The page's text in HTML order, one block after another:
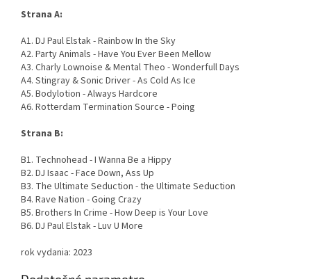
Strana A:
A1. DJ Paul Elstak - Rainbow In the Sky
A2. Party Animals - Have You Ever Been Mellow
A3. Charly Lownoise & Mental Theo - Wonderfull Days
A4. Stingray & Sonic Driver - As Cold As Ice
A5. Bodylotion - Always Hardcore
A6. Rotterdam Termination Source - Poing
Strana B:
B1. Technohead - I Wanna Be a Hippy
B2. DJ Isaac - Face Down, Ass Up
B3. The Ultimate Seduction - the Ultimate Seduction
B4. Rave Nation - Going Crazy
B5. Brothers In Crime - How Deep is Your Love
B6. DJ Paul Elstak - Luv U More
rok vydania: 2023